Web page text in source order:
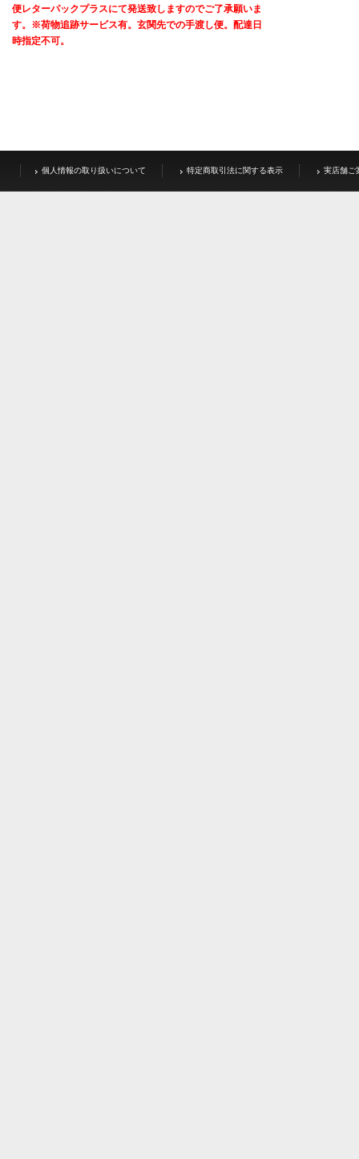
便レターパックプラスにて発送致しますのでご了承願いま
す。※荷物追跡サービス有。玄関先での手渡し便。配達日
時指定不可。
個人情報の取り扱いについて 特定商取引法に関する表示 実店舗ご